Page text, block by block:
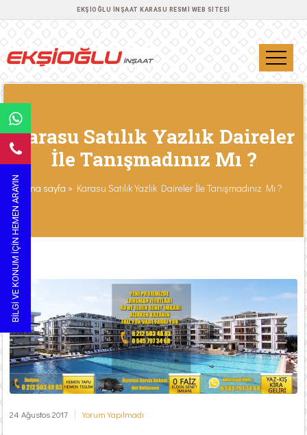
EKŞIOĞLU İNŞAAT KARASU RESMI WEB SITESI
BILGI VE KONUM IÇIN HEMEN ARAYIN
Karasu Satılık Yazlık Daireler
İle Tanışmadınız Mı ?
Ana sayfa » Karasu Satılık Yazlık Daireler İle Tanışmadınız Mı ?
24 Ağustos 2017 Yorum Yapılmadı